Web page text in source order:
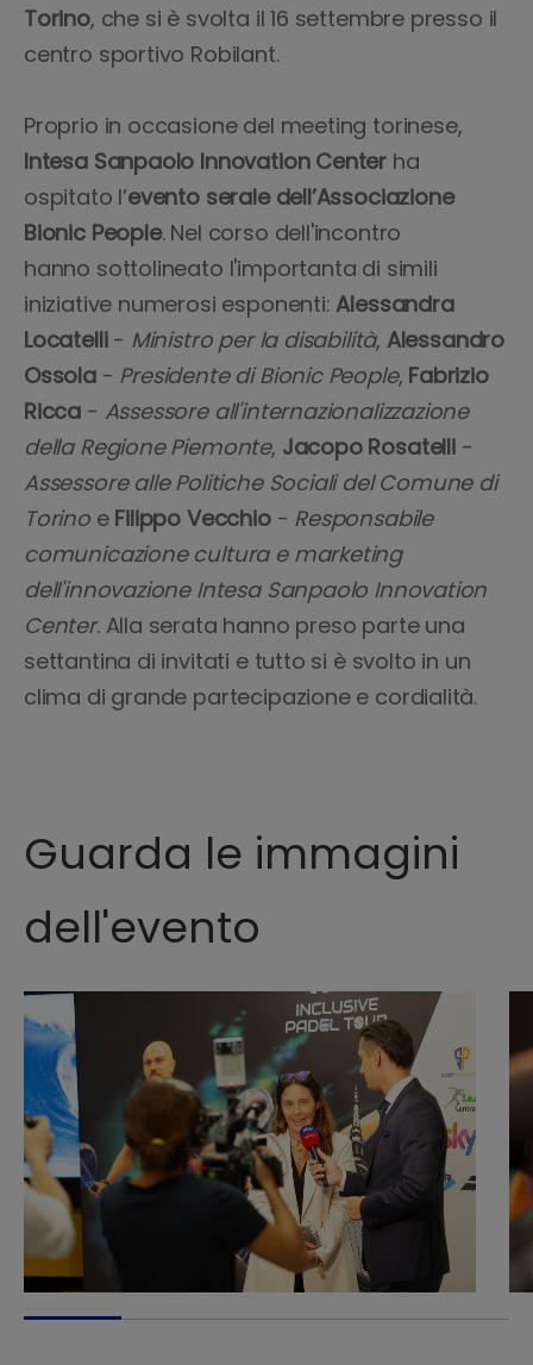
Torino, che si è svolta il 16 settembre presso il
centro sportivo Robilant.
Proprio in occasione del meeting torinese,
Intesa Sanpaolo Innovation Center ha
ospitato l’evento serale dell’Associazione
Bionic People. Nel corso dell'incontro
hanno sottolineato l'importanta di simili
iniziative numerosi esponenti:Alessandra
Locatelli - Ministro per la disabilità, Alessandro
Ossola - Presidente di Bionic People, Fabrizio
Ricca - Assessore all'internazionalizzazione
della Regione Piemonte, Jacopo Rosatelli -
Assessore alle Politiche Sociali del Comune di
Torino e Filippo Vecchio - Responsabile
comunicazione cultura e marketing
dell'innovazione Intesa Sanpaolo Innovation
Center. Alla serata hanno preso parte una
settantina di invitati e tutto si è svolto in un
clima di grande partecipazione e cordialità.
Guarda le immagini
dell'evento